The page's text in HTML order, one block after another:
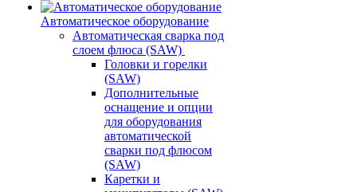
Автоматическое оборудование
Автоматическая сварка под
слоем флюса (SAW)
Головки и горелки
(SAW)
Дополнительные
оснащение и опции
для оборудования
автоматической
сварки под флюсом
(SAW)
Каретки и